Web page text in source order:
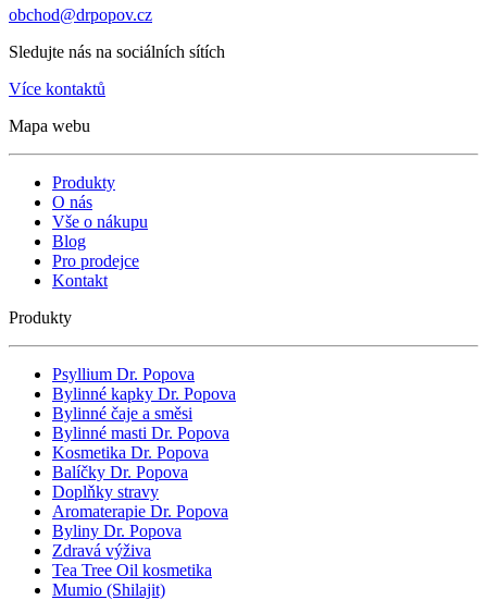
obchod@drpopov.cz
Sledujte nás na sociálních sítích
Více kontaktů
Mapa webu
Produkty
O nás
Vše o nákupu
Blog
Pro prodejce
Kontakt
Produkty
Psyllium Dr. Popova
Bylinné kapky Dr. Popova
Bylinné čaje a směsi
Bylinné masti Dr. Popova
Kosmetika Dr. Popova
Balíčky Dr. Popova
Doplňky stravy
Aromaterapie Dr. Popova
Byliny Dr. Popova
Zdravá výživa
Tea Tree Oil kosmetika
Mumio (Shilajit)